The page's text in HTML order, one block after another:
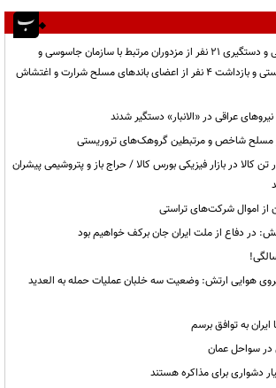
وزارت اطلاعات: شناسایی و دستگیری ۲۱ نفر از مزدوران مرتبط با سازمان جاسوسی و
تروریستی رژیم صهیونیستی و بازداشت ۴ نفر از اعضای باندهای مسلح شرارت و اغتشاش
عراقی در «الانبار» دستگیر شدند
بیش از ۴۱۳ هزار تن کالا در بازار فیزیکی بورس کالا / حراج باز و پتروشیمی پیشران
در دفاع از ملت ایران جان برکف خواهیم بود
هوایی ارتش: وضعیت سه خلبان عملیات حمله به العدید
به توافق برسم
در سواحل عمان
دشواری برای مذاکره هستند